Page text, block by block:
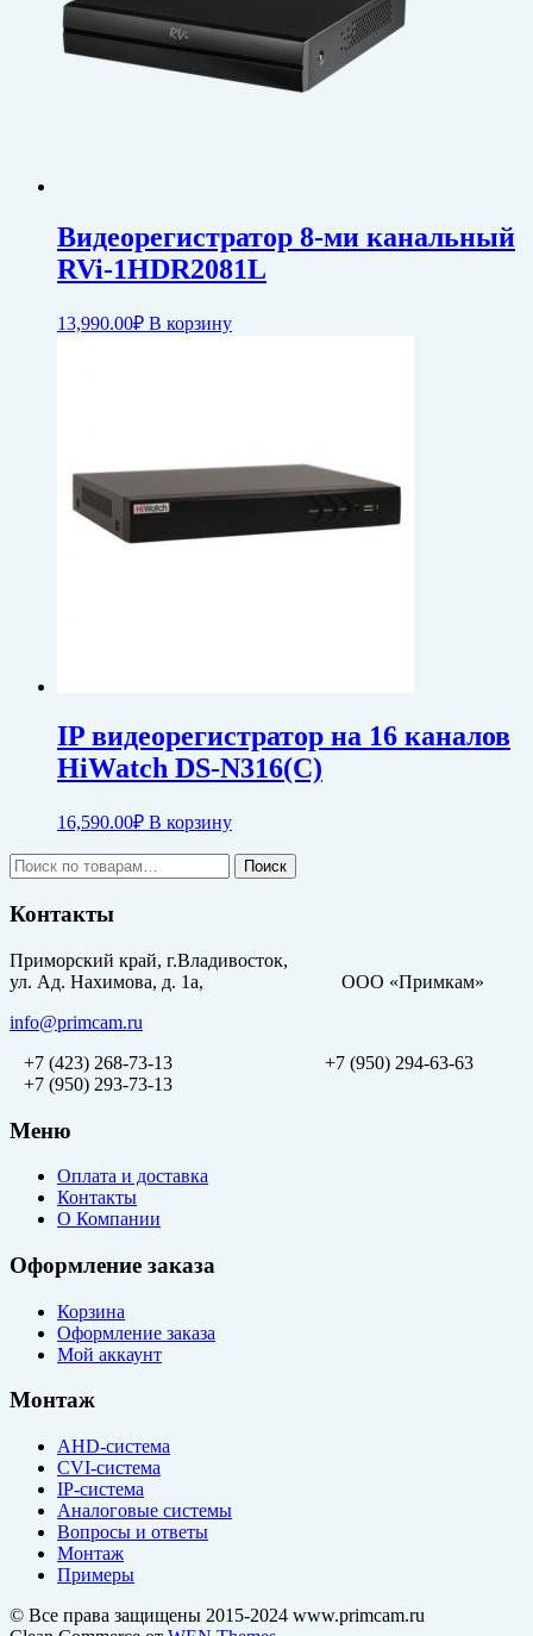
Видеорегистратор 8-ми канальный
RVi-1HDR2081L
13,990.00₽ В корзину
IP видеорегистратор на 16 каналов
HiWatch DS-N316(C)
16,590.00₽ В корзину
Искать:
Поиск
Контакты
Приморский край, г.Владивосток,
ул. Ад. Нахимова, д. 1а, ООО «Примкам»
info@primcam.ru
+7 (423) 268-73-13
+7 (950) 294-63-63
+7 (950) 293-73-13
Меню
Оплата и доставка
Контакты
О Компании
Оформление заказа
Корзина
Оформление заказа
Мой аккаунт
Монтаж
AHD-система
CVI-система
IP-система
Аналоговые системы
Вопросы и ответы
Монтаж
Примеры
© Все права защищены 2015-2024 www.primcam.ru